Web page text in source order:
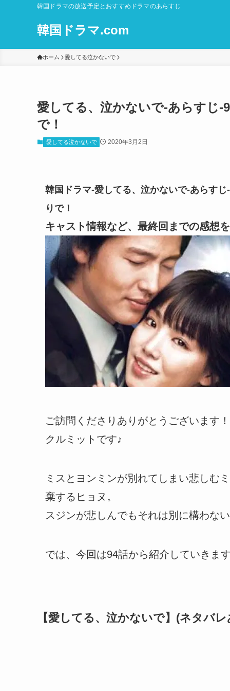
韓国ドラマの放送予定とおすすめドラマのあらすじ
韓国ドラマ.com
ホーム 愛してる泣かないで
愛してる、泣かないで-あらすじ-
で！
愛してる泣かないで 2020年3月2日
韓国ドラマ-愛してる、泣かないで-あらす
りで！
キャスト情報など、最終回までの感想
ご訪問くださりありがとうございます！
クルミットです♪
ミスとヨンミンが別れてしまい悲しむ
棄するヒョヌ。
スジンが悲しんでもそれは別に構わな
では、今回は94話から紹介していきま
【愛してる、泣かないで】(ネタバ